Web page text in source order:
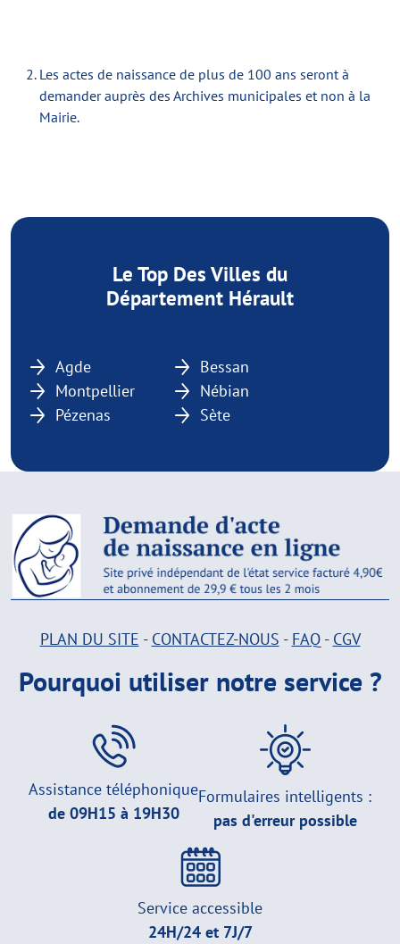
Les actes de naissance de plus de 100 ans seront à
demander auprès des Archives municipales et non à la
Mairie.
Le Top Des Villes du
Département Hérault
Agde
Bessan
Montpellier
Nébian
Pézenas
Sète
PLAN DU SITE - CONTACTEZ-NOUS - FAQ- CGV
Pourquoi utiliser notre service ?
Assistance téléphonique
de 09H15 à 19H30
Formulaires intelligents :
pas d'erreur possible
Service accessible
24H/24 et 7J/7